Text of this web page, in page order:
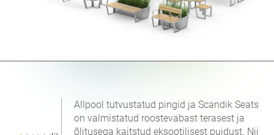
Allpool tutvustatud pingid ja Scandik Seats
on valmistatud roostevabast terasest ja
õlitusega kaitstud eksootilisest puidust. Nii